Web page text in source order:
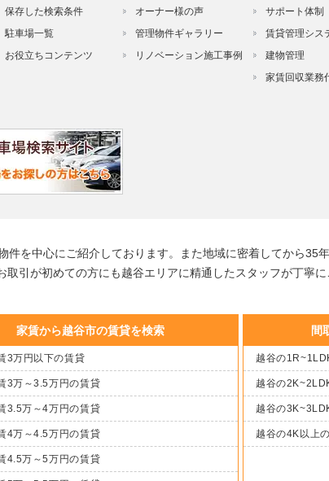
保存した検索条件
駐車場一覧
お役立ちコンテンツ
オーナー様の声
管理物件ギャラリー
リノベーション施工事例
サポート体制
賃貸管理シス
建物管理
家賃回収業務
を中心にご紹介しております。また地域に密着してから35
引が初めての方にも越谷エリアに精通したスタッフが丁寧
家賃から越谷市の賃貸を検索
3万円以下の賃貸
3万～3.5万円の賃貸
3.5万～4万円の賃貸
4万～4.5万円の賃貸
4.5万～5万円の賃貸
間
越谷の
越谷の
越谷の
越谷の4K以上